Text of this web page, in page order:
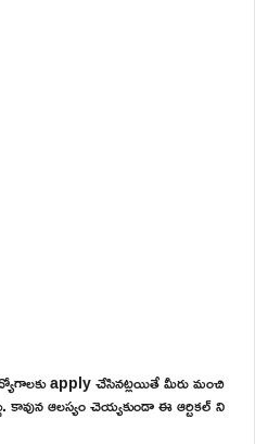
apply చేసినట్లయితే మీరు మంచి
ఆలస్యం చెయ్యకుండా ఈ ఆర్టికల్ ని